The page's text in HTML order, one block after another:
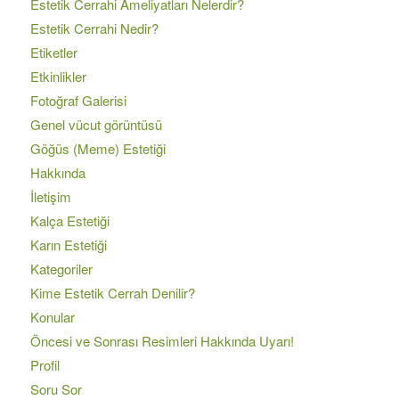
Estetik Cerrahi Ameliyatları Nelerdir?
Estetik Cerrahi Nedir?
Etiketler
Etkinlikler
Fotoğraf Galerisi
Genel vücut görüntüsü
Göğüs (Meme) Estetiği
Hakkında
İletişim
Kalça Estetiği
Karın Estetiği
Kategoriler
Kime Estetik Cerrah Denilir?
Konular
Öncesi ve Sonrası Resimleri Hakkında Uyarı!
Profil
Soru Sor